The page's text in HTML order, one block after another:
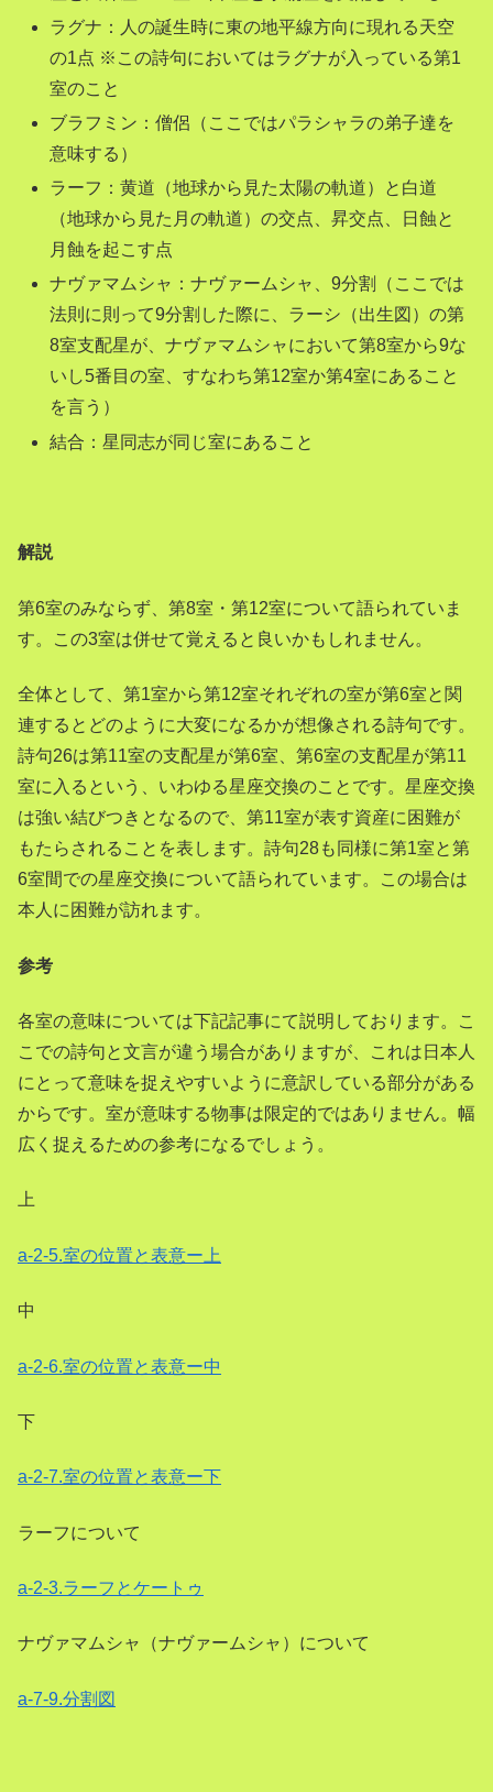
ラグナ：人の誕生時に東の地平線方向に現れる天空
の1点 ※この詩句においてはラグナが入っている第1
室のこと
ブラフミン：僧侶（ここではパラシャラの弟子達を
意味する）
ラーフ：黄道（地球から見た太陽の軌道）と白道
（地球から見た月の軌道）の交点、昇交点、日蝕と
月蝕を起こす点
ナヴァマムシャ ：ナヴァームシャ、9分割（ここでは
法則に則って9分割した際に、ラーシ（出生図）の第
8室支配星が、ナヴァマムシャにおいて第8室から9な
いし5番目の室、すなわち第12室か第4室にあること
を言う）
結合：星同志が同じ室にあること
解説
第6室のみならず、第8室・第12室について語られていま
す。この3室は併せて覚えると良いかもしれません。
全体として、第1室から第12室それぞれの室が第6室と関
連するとどのように大変になるかが想像される詩句です。
詩句26は第11室の支配星が第6室、第6室の支配星が第11
室に入るという、いわゆる星座交換のことです。星座交換
は強い結びつきとなるので、第11室が表す資産に困難が
もたらされることを表します。詩句28も同様に第1室と第
6室間での星座交換について語られています。この場合は
本人に困難が訪れます。
参考
各室の意味については下記記事にて説明しております。こ
こでの詩句と文言が違う場合がありますが、これは日本人
にとって意味を捉えやすいように意訳している部分がある
からです。室が意味する物事は限定的ではありません。幅
広く捉えるための参考になるでしょう。
上
a-2-5.室の位置と表意ー上
中
a-2-6.室の位置と表意ー中
下
a-2-7.室の位置と表意ー下
ラーフについて
a-2-3.ラーフとケートゥ
ナヴァマムシャ（ナヴァームシャ）について
a-7-9.分割図